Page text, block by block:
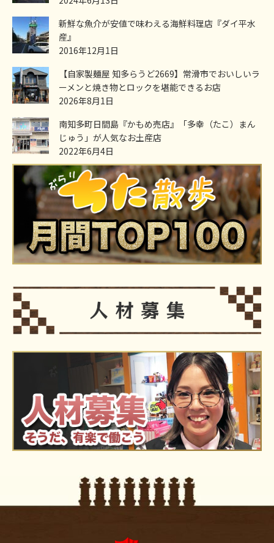
新鮮な魚介が安値で味わえる海鮮料理店『ダイ平水
産』
2016年12月1日
【自家製麺屋 知多らうど2669】常滑市でおいしいラ
ーメンと焼き物とロックを堪能できるお店
2026年8月1日
南知多町日間島『かもめ売店』「多幸（たこ）まん
じゅう」が人気なお土産店
2022年6月4日